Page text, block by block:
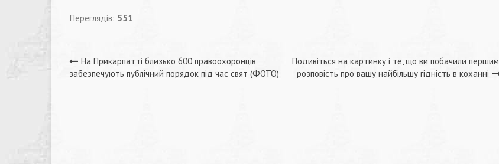
Переглядів: 551
Навігація
На Прикарпатті близько 600 правоохоронців
забезпечують публічний порядок під час свят (ФОТО)
Подивіться на картинку і те, що ви побачили першим,
розповість про вашу найбільшу гідність в коханні